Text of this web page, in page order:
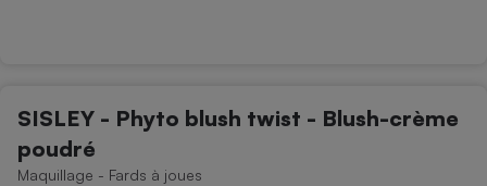
SISLEY - Phyto blush twist - Blush-crème
poudré
Maquillage - Fards à joues